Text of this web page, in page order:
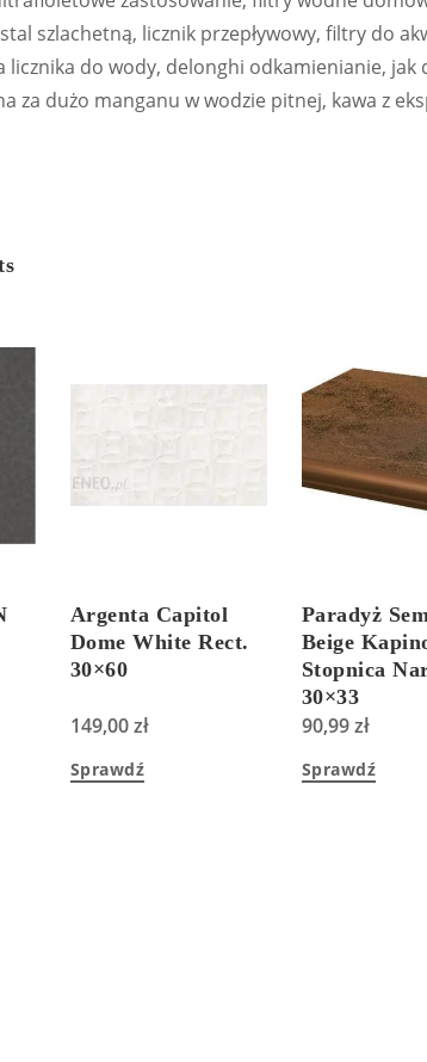
szlachetną, licznik przepływowy, filtry do
do wody, delonghi odkamienianie, jak
za dużo manganu w wodzie pitnej, kawa z
Argenta Capitol
Dome White Rect.
30×60
149,00zł
Sprawdź
Paradyż
Beige
Stopnica
30×33
90,99zł
Sprawdź